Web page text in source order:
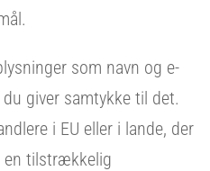
som navn og e-
giver samtykke til det.
i EU eller i lande, der
en tilstrækkelig